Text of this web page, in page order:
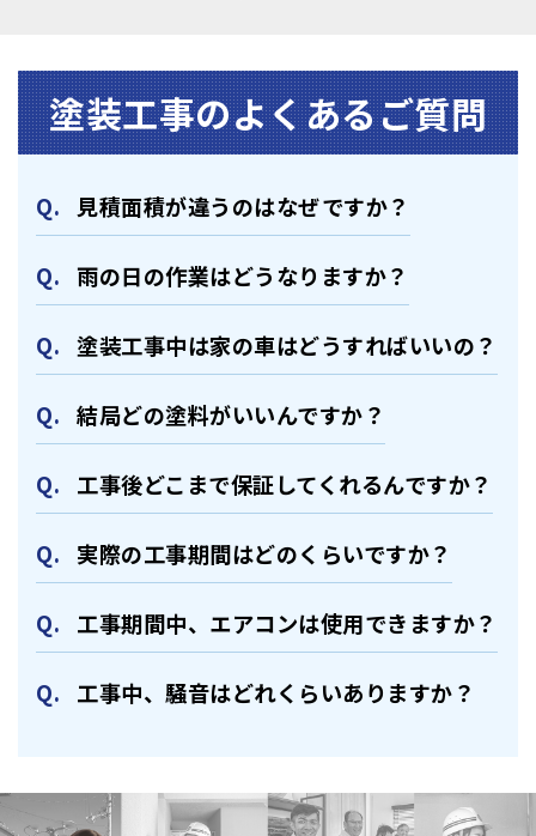
塗装⼯事のよくあるご質問
⾒積⾯積が違うのはなぜですか？
⾬の日の作業はどうなりますか？
塗装⼯事中は家の⾞はどうすればいいの？
結局どの塗料がいいんですか？
⼯事後どこまで保証してくれるんですか？
実際の⼯事期間はどのくらいですか？
⼯事期間中、エアコンは使⽤できますか？
⼯事中、騒⾳はどれくらいありますか？